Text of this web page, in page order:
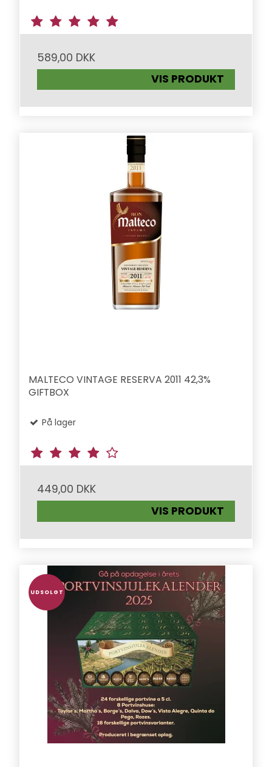
589,00 DKK
VIS PRODUKT
MALTECO VINTAGE RESERVA 2011 42,3%
GIFTBOX
På lager
449,00 DKK
VIS PRODUKT
UDSOLGT